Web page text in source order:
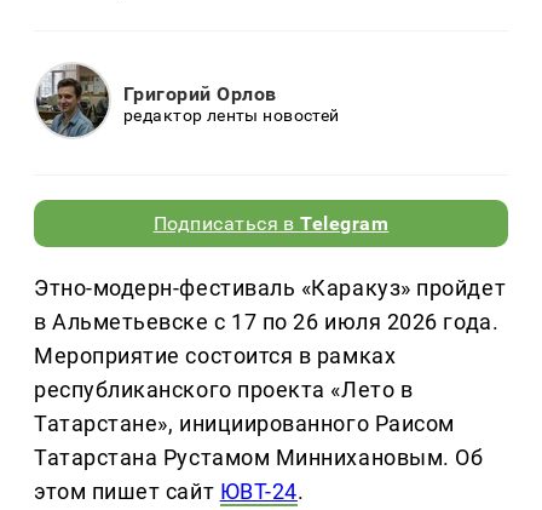
Григорий Орлов
редактор ленты новостей
Подписаться вTelegram
Этно-модерн-фестиваль «Каракуз» пройдет
в Альметьевске с 17 по 26 июля 2026 года.
Мероприятие состоится в рамках
республиканского проекта «Лето в
Татарстане», инициированного Раисом
Татарстана Рустамом Миннихановым. Об
этом пишет сайт ЮВТ-24.